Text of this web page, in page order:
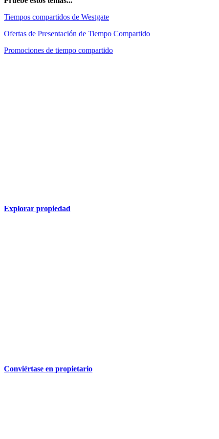
Tiempos compartidos de Westgate
Ofertas de Presentación de Tiempo Compartido
Promociones de tiempo compartido
Explorar propiedad
Conviértase en propietario